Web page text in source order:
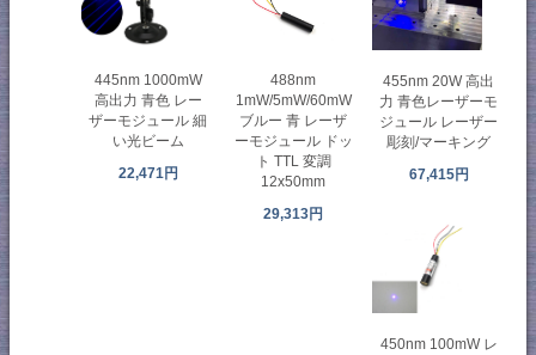
445nm 1000mW
高出力 青色 レー
ザーモジュール 細
い光ビーム
22,471円
488nm
1mW/5mW/60mW
ブルー 青 レーザ
ーモジュール ドッ
ト TTL 変調
12x50mm
29,313円
455nm 20W 高出
力 青色レーザーモ
ジュール レーザー
彫刻/マーキング
67,415円
450nm 100mW レ